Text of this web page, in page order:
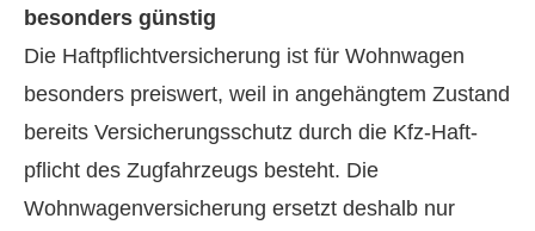
besonders günstig
Die Haft­pflichtversicherung ist für Wohnwagen
besonders preiswert, weil in angehängtem Zustand
bereits Versicherungsschutz durch die Kfz-Haft­
pflicht des Zugfahrzeugs besteht. Die
Wohnwagenversicherung ersetzt deshalb nur